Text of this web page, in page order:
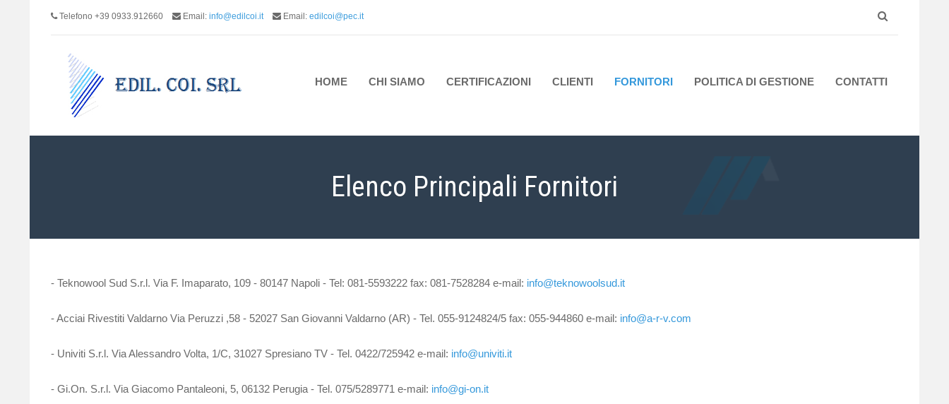
Telefono +39 0933.912660 Email: info@edilcoi.it Email: edilcoi@pec.it
HOME CHI SIAMO CERTIFICAZIONI CLIENTI FORNITORI POLITICA DI GESTIONE CONTATTI
Elenco Principali Fornitori
- Teknowool Sud S.r.l. Via F. Imaparato, 109 - 80147 Napoli - Tel: 081-5593222 fax: 081-7528284 e-mail: info@teknowoolsud.it
- Acciai Rivestiti Valdarno Via Peruzzi ,58 - 52027 San Giovanni Valdarno (AR) - Tel. 055-9124824/5 fax: 055-944860 e-mail: info@a-r-v.com
- Univiti S.r.l. Via Alessandro Volta, 1/C, 31027 Spresiano TV - Tel. 0422/725942 e-mail: info@univiti.it
- Gi.On. S.r.l. Via Giacomo Pantaleoni, 5, 06132 Perugia - Tel. 075/5289771 e-mail: info@gi-on.it